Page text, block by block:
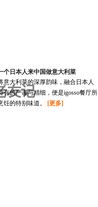
友记
个日本人来中国做意大利菜
意大利菜的深厚韵味，融合日本人
有的严谨与精细，便是igosso餐厅所
饪的特别味道。
[更多]